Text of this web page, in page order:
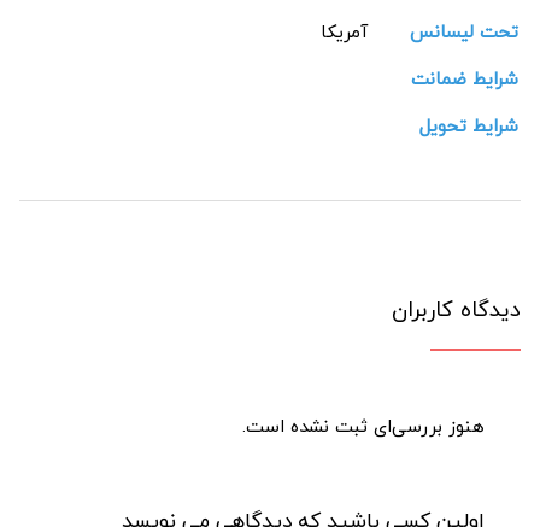
تحت لیسانس
آمریکا
شرایط ضمانت
شرایط تحویل
دیدگاه کاربران
هنوز بررسی‌ای ثبت نشده است.